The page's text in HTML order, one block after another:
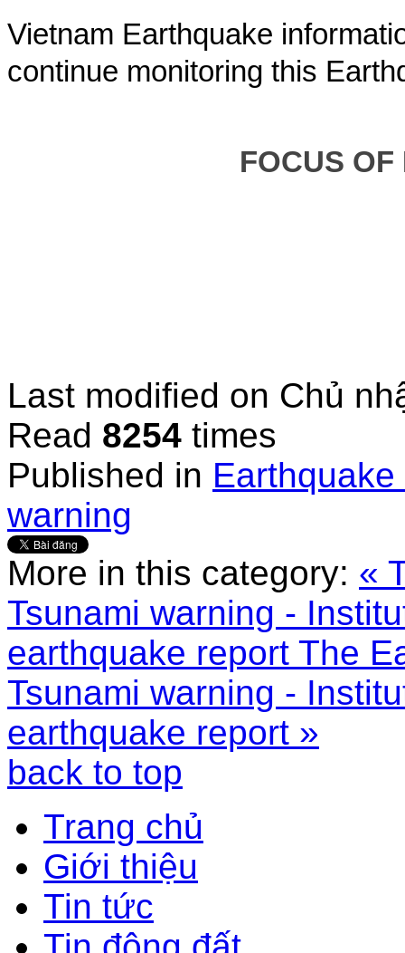
Vietnam Earthquake
continue monitoring this
FOCUS
Last modified on Chủ
Read 8254 times
Published in
warning
More in this category: «
Tsunami warning -
earthquake report The
Tsunami warning -
earthquake report »
back to top
Trang chủ
Giới thiệu
Tin tức